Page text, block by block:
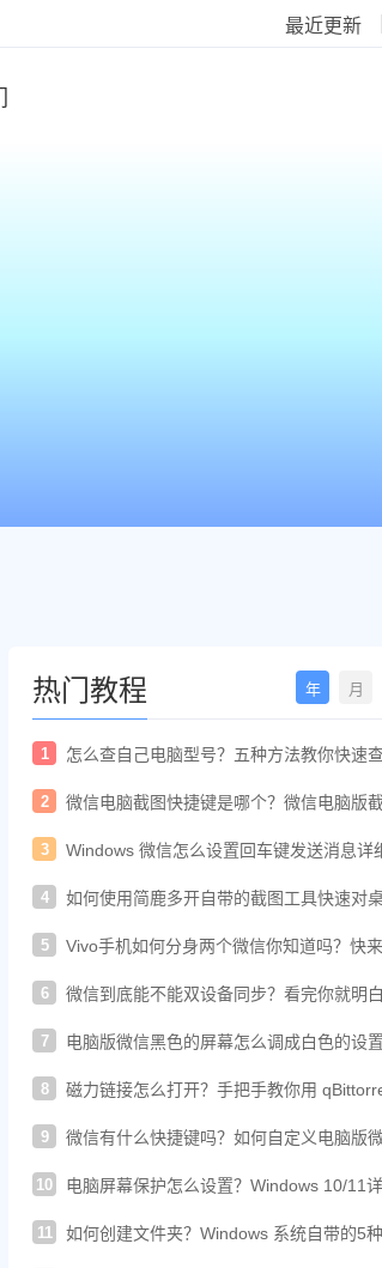
最近更新
热门教程 年 月
1
怎么查自己电脑型号？五种方法教你快速
2
微信电脑截图快捷键是哪个？微信电脑版
3
Windows 微信怎么设置回车键发送消息详
4
如何使用简鹿多开自带的截图工具快速对
5
Vivo手机如何分身两个微信你知道吗？快
6
微信到底能不能双设备同步？看完你就明
7
电脑版微信黑色的屏幕怎么调成白色的设
8
磁力链接怎么打开？手把手教你用
9
微信有什么快捷键吗？如何自定义电脑版
10
电脑屏幕保护怎么设置？Windows 10/11
11
如何创建文件夹？Windows 系统自带的5